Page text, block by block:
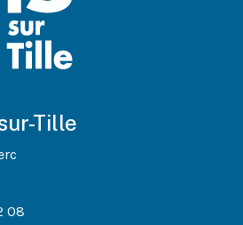
Tille
08